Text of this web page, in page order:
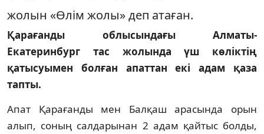
жолын «Өлім жолы» деп атаған.
Қарағанды облысындағы Алматы-
Екатеринбург тас жолында үш көліктің
қатысуымен болған апаттан екі адам қаза
тапты.
Апат Қарағанды мен Балқаш арасында орын
алып, соның салдарынан 2 адам қайтыс болды,